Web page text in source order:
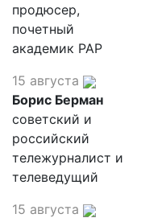
продюсер,
почетный
академик РАР
15 августа
Борис Берман
советский и
российский
тележурналист и
телеведущий
15 августа